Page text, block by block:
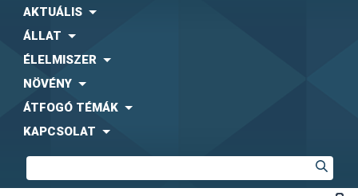
AKTUÁLIS
ÁLLAT
ÉLELMISZER
NÖVÉNY
ÁTFOGÓ TÉMÁK
KAPCSOLAT